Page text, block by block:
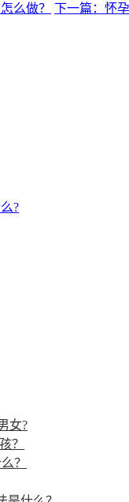
么做？
下一篇：怀
?
女?
？
？